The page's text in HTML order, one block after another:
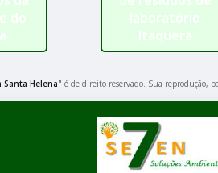
do
laboratório
Itaquera
Helena" é de direito reservado. Sua reprodução,